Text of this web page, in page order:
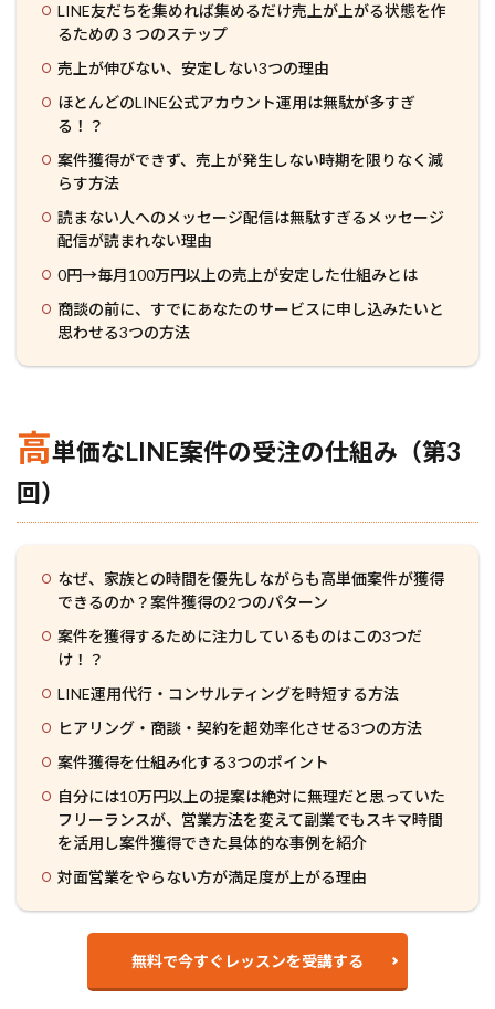
LINE友だちを集めれば集めるだけ売上が上がる状態を作
るための３つのステップ
売上が伸びない、安定しない3つの理由
ほとんどのLINE公式アカウント運用は無駄が多すぎ
る！？
案件獲得ができず、売上が発生しない時期を限りなく減
らす方法
読まない人へのメッセージ配信は無駄すぎるメッセージ
配信が読まれない理由
0円→毎月100万円以上の売上が安定した仕組みとは
商談の前に、すでにあなたのサービスに申し込みたいと
思わせる3つの方法
高単価なLINE案件の受注の仕組み（第3
回）
なぜ、家族との時間を優先しながらも高単価案件が獲得
できるのか？案件獲得の2つのパターン
案件を獲得するために注力しているものはこの3つだ
け！？
LINE運用代行・コンサルティングを時短する方法
ヒアリング・商談・契約を超効率化させる3つの方法
案件獲得を仕組み化する3つのポイント
自分には10万円以上の提案は絶対に無理だと思っていた
フリーランスが、営業方法を変えて副業でもスキマ時間
を活用し案件獲得できた具体的な事例を紹介
対面営業をやらない方が満足度が上がる理由
無料で今すぐレッスンを受講する